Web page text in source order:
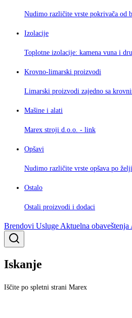
Nudimo različite vrste pokrivača od
Izolacije
Toplotne izolacije: kamena vuna i
Krovno-limarski proizvodi
Limarski proizvodi zajedno sa
Mašine i alati
Marex stroji d.o.o. - link
Opšavi
Nudimo različite vrste opšava po
Ostalo
Ostali proizvodi i dodaci
Brendovi Usluge Aktuelna obaveštenja
Iskanje
Iščite po spletni strani Marex